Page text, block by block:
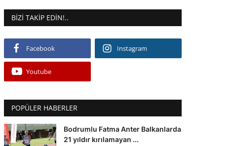
BIZI TAKIP EDIN!..
Facebook Instagram
Youtube
POPÜLER HABERLER
Bodrumlu Fatma Anter Balkanlarda
21 yıldır kırılamayan ...